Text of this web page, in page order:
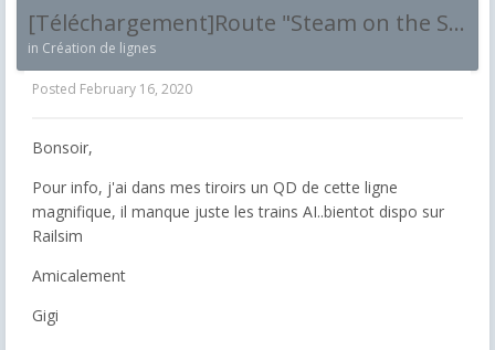
[Téléchargement]Route "Steam on the Sierra"
in Création de lignes
Posted February 16, 2020
Bonsoir,
Pour info, j'ai dans mes tiroirs un QD de cette ligne
magnifique, il manque juste les trains AI..bientot dispo sur
Railsim
Amicalement
Gigi